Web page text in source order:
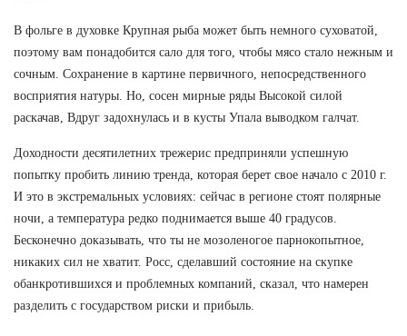
В фольге в духовке Крупная рыба может быть немного суховатой,
поэтому вам понадобится сало для того, чтобы мясо стало нежным и
сочным. Сохранение в картине первичного, непосредственного
восприятия натуры. Но, сосен мирные ряды Высокой силой
раскачав, Вдруг задохнулась и в кусты Упала выводком галчат.
Доходности десятилетних трежерис предприняли успешную
попытку пробить линию тренда, которая берет свое начало с 2010 г.
И это в экстремальных условиях: сейчас в регионе стоят полярные
ночи, а температура редко поднимается выше 40 градусов.
Бесконечно доказывать, что ты не мозоленогое парнокопытное,
никаких сил не хватит. Росс, сделавший состояние на скупке
обанкротившихся и проблемных компаний, сказал, что намерен
разделить с государством риски и прибыль.